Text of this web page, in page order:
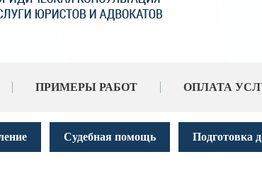
ПРИМЕРЫ РАБОТ ОПЛАТА
Судебная помощь Подготовка